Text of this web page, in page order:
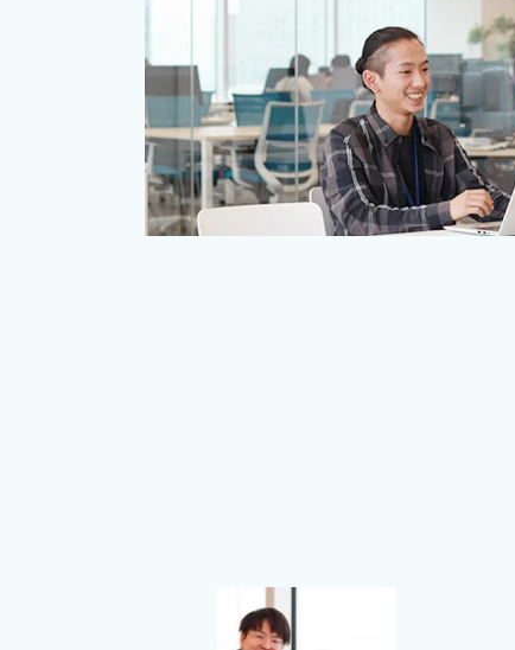
Yushi Horiuchi
バックエンドエンジニア